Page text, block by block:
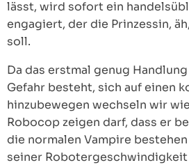
lässt, wird sofort ein
engagiert, der die Prinzessin,
soll.
Da das erstmal genug
Gefahr besteht, sich auf einen
hinzubewegen wechseln wir
Robocop zeigen darf, dass er
die normalen Vampire
seiner